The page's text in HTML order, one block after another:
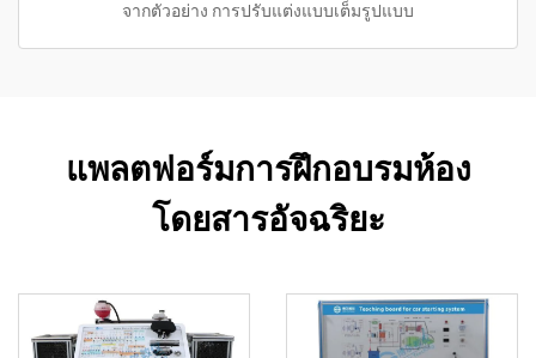
จากตัวอย่าง การปรับแต่งแบบเต็มรูปแบบ
แพลตฟอร์มการฝึกอบรมห้อง
โดยสารอัจฉริยะ